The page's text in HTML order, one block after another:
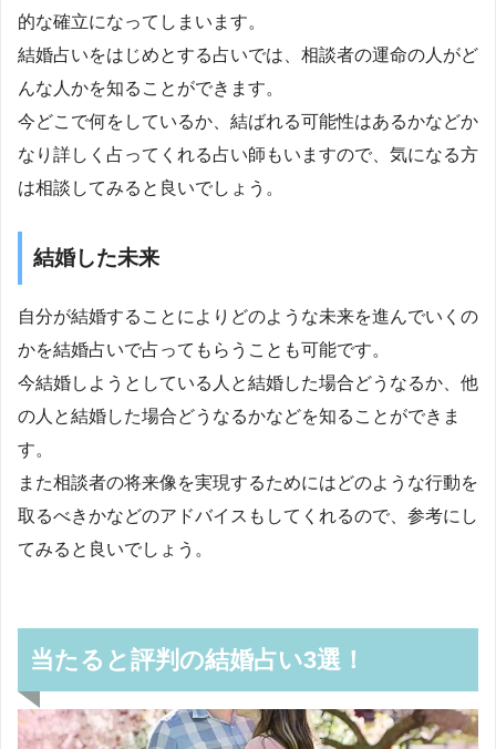
的な確立になってしまいます。
結婚占いをはじめとする占いでは、相談者の運命の人がど
んな人かを知ることができます。
今どこで何をしているか、結ばれる可能性はあるかなどか
なり詳しく占ってくれる占い師もいますので、気になる方
は相談してみると良いでしょう。
結婚した未来
自分が結婚することによりどのような未来を進んでいくの
かを結婚占いで占ってもらうことも可能です。
今結婚しようとしている人と結婚した場合どうなるか、他
の人と結婚した場合どうなるかなどを知ることができま
す。
また相談者の将来像を実現するためにはどのような行動を
取るべきかなどのアドバイスもしてくれるので、参考にし
てみると良いでしょう。
当たると評判の結婚占い3選！